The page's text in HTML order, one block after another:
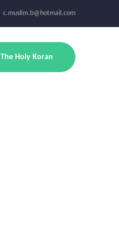
c.muslim.b@hotmail.com
The Holy Koran